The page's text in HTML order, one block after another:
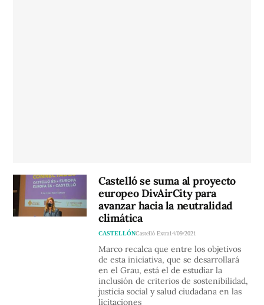
Castelló se suma al proyecto
europeo DivAirCity para
avanzar hacia la neutralidad
climática
CASTELLÓNCastelló Extra14/09/2021
Marco recalca que entre los objetivos
de esta iniciativa, que se desarrollará
en el Grau, está el de estudiar la
inclusión de criterios de sostenibilidad,
justicia social y salud ciudadana en las
licitaciones